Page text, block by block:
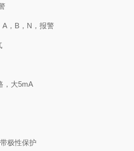
A，B，N，报警
，大5mA
极性保护